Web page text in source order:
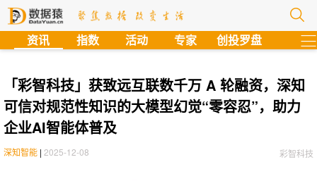
资讯 指数 活动 专家 创投罗盘
「彩智科技」获致远互联数千万 A 轮融资，深知
可信对规范性知识的大模型幻觉“零容忍”，助力
企业AI智能体普及
彩智科技
深知智能 | 2025-12-08